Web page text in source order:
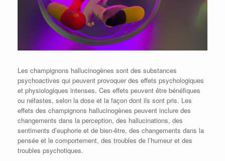
Les champignons hallucinogènes sont des substances
psychoactives qui peuvent provoquer des effets psychologiques
et physiologiques intenses. Ces effets peuvent être bénéfiques
ou néfastes, selon la dose et la façon dont ils sont pris. Les
effets des champignons hallucinogènes peuvent inclure des
changements dans la perception, des hallucinations, des
sentiments d’euphorie et de bien-être, des changements dans la
pensée et le comportement, des troubles de l’humeur et des
troubles psychotiques.